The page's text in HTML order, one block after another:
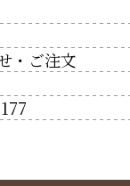
・ご注文